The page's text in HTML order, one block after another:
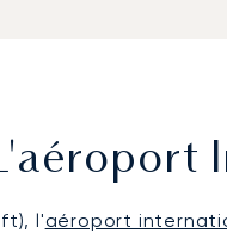
l'aéroport